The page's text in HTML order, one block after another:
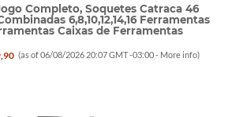
Completo, Soquetes Catraca 46
6,8,10,12,14,16 Ferramentas
Caixas de Ferramentas
(as of 06/08/2026 20:07 GMT -03:00 - More info)